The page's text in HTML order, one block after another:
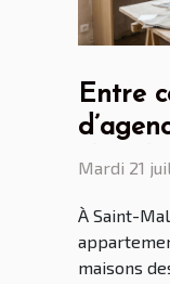
Entre
: le rôle
Mardi 21
À Saint-
maisons